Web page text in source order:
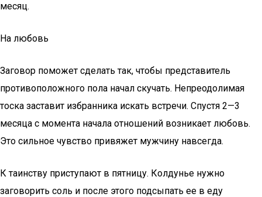
месяц.
На любовь
Заговор поможет сделать так, чтобы представитель
противоположного пола начал скучать. Непреодолимая
тоска заставит избранника искать встречи. Спустя 2—3
месяца с момента начала отношений возникает любовь.
Это сильное чувство привяжет мужчину навсегда.
К таинству приступают в пятницу. Колдунье нужно
заговорить соль и после этого подсыпать ее в еду